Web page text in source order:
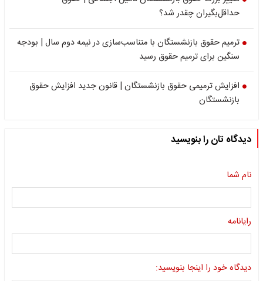
حداقل‌بگیران چقدر شد؟
ترمیم حقوق بازنشستگان با متناسب‌سازی در نیمه دوم سال | بودجه
سنگین برای ترمیم حقوق رسید
افزایش ترمیمی حقوق بازنشستگان | قانون جدید افزایش حقوق
بازنشستگان
دیدگاه تان را بنویسید
نام شما
رایانامه
دیدگاه خود را اینجا بنویسید: